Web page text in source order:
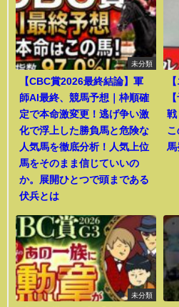
未分類
【CBC賞2026最終結論】軍
師AI最終、競馬予想｜枠順確
定で本命激変更！逃げ争い激
化で浮上した勝負馬と危険な
人気馬を徹底分析！人気上位
馬をそのまま信じていいの
か。展開ひとつで頭まである
伏兵とは
戦
馬
未分類